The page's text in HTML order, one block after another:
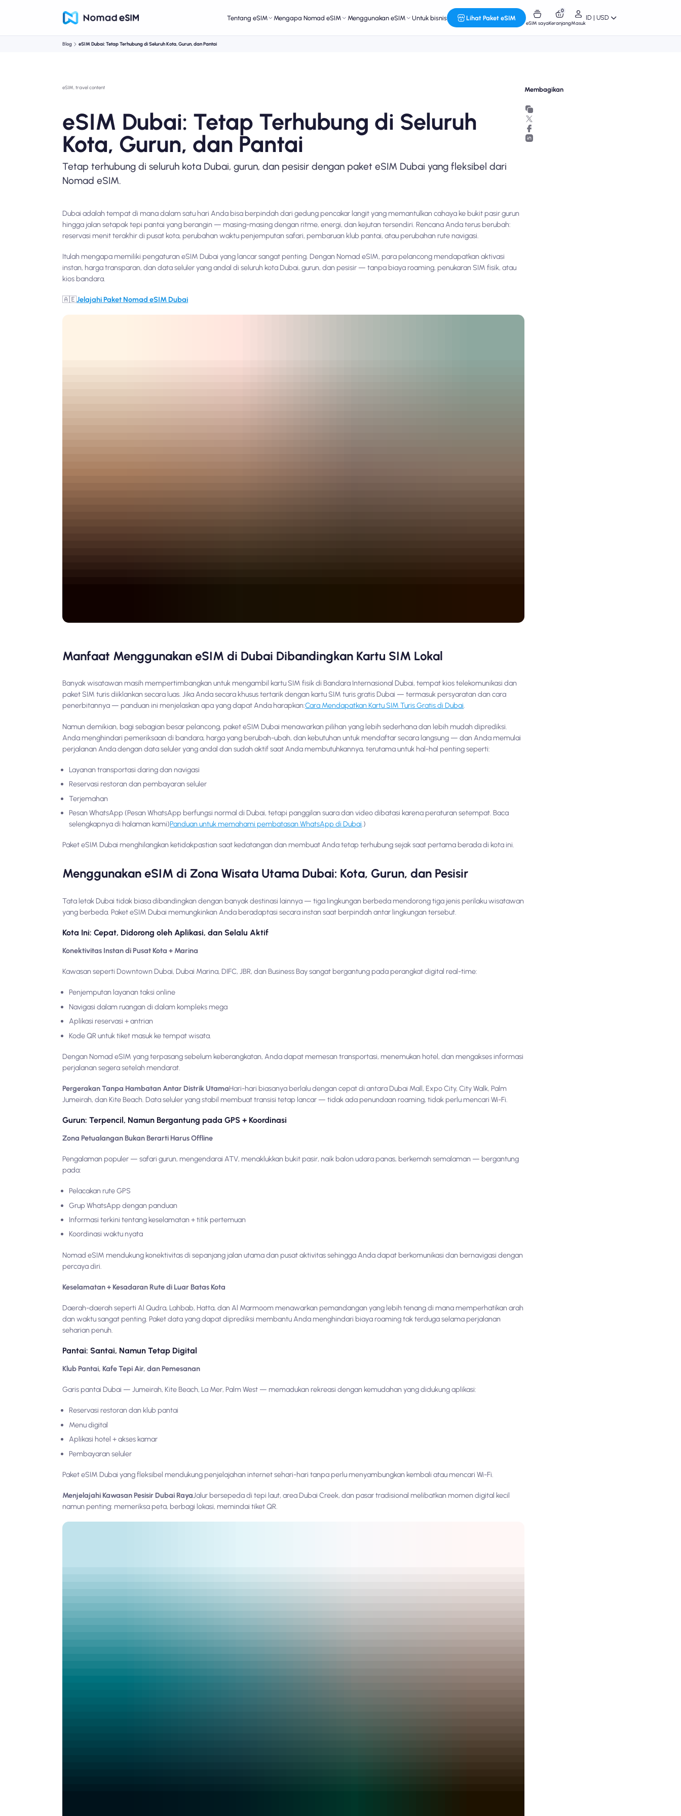
Tentang eSIM Mengapa Nomad eSIM Menggunakan eSIM Untuk bisnis Lihat Paket eSIM
eSIM saya
0
KeranjangMasuk
ID | USD
Blog eSIM Dubai: Tetap Terhubung di Seluruh Kota, Gurun, dan Pantai
eSIM, travel content
eSIM Dubai: Tetap Terhubung di Seluruh
Kota, Gurun, dan Pantai
Tetap terhubung di seluruh kota Dubai, gurun, dan pesisir dengan paket eSIM Dubai yang fleksibel dari
Nomad eSIM.
Dubai adalah tempat di mana dalam satu hari Anda bisa berpindah dari gedung pencakar langit yang memantulkan cahaya ke bukit pasir gurun
hingga jalan setapak tepi pantai yang berangin — masing-masing dengan ritme, energi, dan kejutan tersendiri. Rencana Anda terus berubah:
reservasi menit terakhir di pusat kota, perubahan waktu penjemputan safari, pembaruan klub pantai, atau perubahan rute navigasi.
Itulah mengapa memiliki pengaturan eSIM Dubai yang lancar sangat penting. Dengan Nomad eSIM, para pelancong mendapatkan aktivasi
instan, harga transparan, dan data seluler yang andal di seluruh kota Dubai, gurun, dan pesisir — tanpa biaya roaming, penukaran SIM fisik, atau
kios bandara.
🇦🇪Jelajahi Paket Nomad eSIM Dubai
Manfaat Menggunakan eSIM di Dubai Dibandingkan Kartu SIM Lokal
Banyak wisatawan masih mempertimbangkan untuk mengambil kartu SIM fisik di Bandara Internasional Dubai, tempat kios telekomunikasi dan
paket SIM turis diiklankan secara luas. Jika Anda secara khusus tertarik dengan kartu SIM turis gratis Dubai — termasuk persyaratan dan cara
penerbitannya — panduan ini menjelaskan apa yang dapat Anda harapkan:Cara Mendapatkan Kartu SIM Turis Gratis di Dubai.
Namun demikian, bagi sebagian besar pelancong, paket eSIM Dubai menawarkan pilihan yang lebih sederhana dan lebih mudah diprediksi.
Anda menghindari pemeriksaan di bandara, harga yang berubah-ubah, dan kebutuhan untuk mendaftar secara langsung — dan Anda memulai
perjalanan Anda dengan data seluler yang andal dan sudah aktif saat Anda membutuhkannya, terutama untuk hal-hal penting seperti:
Layanan transportasi daring dan navigasi
Reservasi restoran dan pembayaran seluler
Terjemahan
Pesan WhatsApp (Pesan WhatsApp berfungsi normal di Dubai, tetapi panggilan suara dan video dibatasi karena peraturan setempat. Baca
selengkapnya di halaman kami)Panduan untuk memahami pembatasan WhatsApp di Dubai.)
Paket eSIM Dubai menghilangkan ketidakpastian saat kedatangan dan membuat Anda tetap terhubung sejak saat pertama berada di kota ini.
Menggunakan eSIM di Zona Wisata Utama Dubai: Kota, Gurun, dan Pesisir
Tata letak Dubai tidak biasa dibandingkan dengan banyak destinasi lainnya — tiga lingkungan berbeda mendorong tiga jenis perilaku wisatawan
yang berbeda. Paket eSIM Dubai memungkinkan Anda beradaptasi secara instan saat berpindah antar lingkungan tersebut.
Kota Ini: Cepat, Didorong oleh Aplikasi, dan Selalu Aktif
Konektivitas Instan di Pusat Kota + Marina
Kawasan seperti Downtown Dubai, Dubai Marina, DIFC, JBR, dan Business Bay sangat bergantung pada perangkat digital real-time:
Penjemputan layanan taksi online
Navigasi dalam ruangan di dalam kompleks mega
Aplikasi reservasi + antrian
Kode QR untuk tiket masuk ke tempat wisata.
Dengan Nomad eSIM yang terpasang sebelum keberangkatan, Anda dapat memesan transportasi, menemukan hotel, dan mengakses informasi
perjalanan segera setelah mendarat.
Pergerakan Tanpa Hambatan Antar Distrik UtamaHari-hari biasanya berlalu dengan cepat di antara Dubai Mall, Expo City, City Walk, Palm
Jumeirah, dan Kite Beach. Data seluler yang stabil membuat transisi tetap lancar — tidak ada penundaan roaming, tidak perlu mencari Wi-Fi.
Gurun: Terpencil, Namun Bergantung pada GPS + Koordinasi
Zona Petualangan Bukan Berarti Harus Offline
Pengalaman populer — safari gurun, mengendarai ATV, menaklukkan bukit pasir, naik balon udara panas, berkemah semalaman — bergantung
pada:
Pelacakan rute GPS
Grup WhatsApp dengan panduan
Informasi terkini tentang keselamatan + titik pertemuan
Koordinasi waktu nyata
Nomad eSIM mendukung konektivitas di sepanjang jalan utama dan pusat aktivitas sehingga Anda dapat berkomunikasi dan bernavigasi dengan
percaya diri.
Keselamatan + Kesadaran Rute di Luar Batas Kota
Daerah-daerah seperti Al Qudra, Lahbab, Hatta, dan Al Marmoom menawarkan pemandangan yang lebih tenang di mana memperhatikan arah
dan waktu sangat penting. Paket data yang dapat diprediksi membantu Anda menghindari biaya roaming tak terduga selama perjalanan
seharian penuh.
Pantai: Santai, Namun Tetap Digital
Klub Pantai, Kafe Tepi Air, dan Pemesanan
Garis pantai Dubai — Jumeirah, Kite Beach, La Mer, Palm West — memadukan rekreasi dengan kemudahan yang didukung aplikasi:
Reservasi restoran dan klub pantai
Menu digital
Aplikasi hotel + akses kamar
Pembayaran seluler
Paket eSIM Dubai yang fleksibel mendukung penjelajahan internet sehari-hari tanpa perlu menyambungkan kembali atau mencari Wi-Fi.
Menjelajahi Kawasan Pesisir Dubai RayaJalur bersepeda di tepi laut, area Dubai Creek, dan pasar tradisional melibatkan momen digital kecil
namun penting: memeriksa peta, berbagi lokasi, memindai tiket QR.
Membagikan